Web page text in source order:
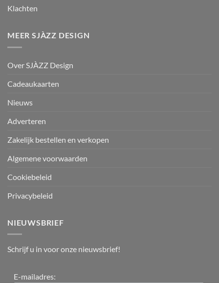
Klachten
MEER SJÀZZ DESIGN
Over SJÀZZ Design
Cadeaukaarten
Nieuws
Adverteren
Zakelijk bestellen en verkopen
Algemene voorwaarden
Cookiebeleid
Privacybeleid
NIEUWSBRIEF
Schrijf u in voor onze nieuwsbrief!
E-mailadres: